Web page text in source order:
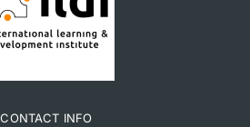
CONTACT INFO